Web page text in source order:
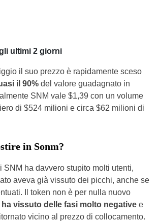
ultimi 2 giorni
il suo prezzo è rapidamente sceso
il 90% del valore guadagnato in
SNM vale $1,39 con un volume
di $524 milioni e circa $62 milioni di
in Sonm?
SNM ha davvero stupito molti utenti,
aveva già vissuto dei picchi, anche se
Il token non è per nulla nuovo
ha vissuto delle fasi molto negative e
vicino al prezzo di collocamento.